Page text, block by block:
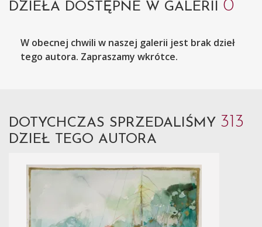
DZIEŁA DOSTĘPNE W GALERII 0
W obecnej chwili w naszej galerii jest brak dzieł
tego autora. Zapraszamy wkrótce.
DOTYCHCZAS SPRZEDALIŚMY 313
DZIEŁ TEGO AUTORA